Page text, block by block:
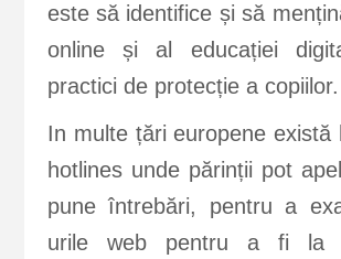
este să identifice și să
online și al educației
practici de protecție a copiilor.
In multe țări europene există
hotlines unde părinții pot
pune întrebări, pentru a
urile web pentru a fi la